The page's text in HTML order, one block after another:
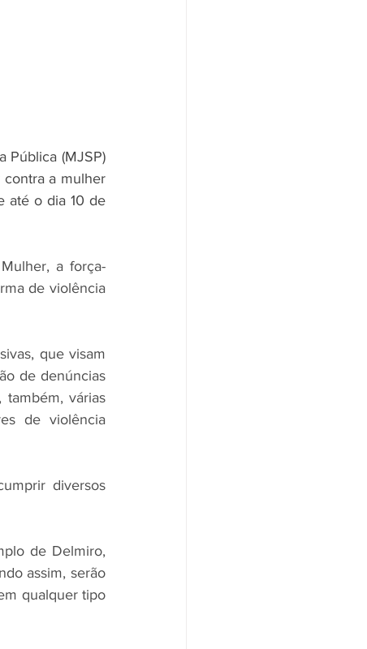
Pública (MJSP)
contra a mulher
até o dia 10 de
a força-
de violência
que visam
de denúncias
várias
de violência
diversos
de Delmiro,
assim, serão
qualquer tipo